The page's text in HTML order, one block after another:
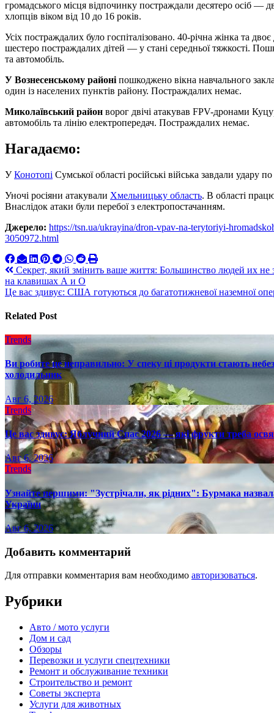
громадського місця відпочинку постраждали десятеро осіб —
хлопців віком від 10 до 16 років.
Усіх постраждалих було госпіталізовано. 40-річна жінка та
шестеро постраждалих дітей — у стані середньої тяжкості.
та автомобіль.
У Вознесенському районі пошкоджено вікна навчального
один із населених пунктів району. Постраждалих немає.
Миколаївський район ворог двічі атакував FPV-дронами
автомобіль та лінію електропередач. Постраждалих немає.
Нагадаємо:
УКонотопі Сумської області російські війська завдали удару
Уночі росіяни атакували Хмельницьку область. В області
Внаслідок атаки були перебої з електропостачанням.
Джерело: https://tsn.ua/ukrayina/dron-vpav-na-terytoriyi-
3050972.html
Навигация
по
Секрет, який змінить ваше життя: Большинство людей их
на клавишах А и О
Це вас здивує: США готуються до багатотижневої наземної
Related Post
Trends
Ви робите це неправильно: У спеку ці продукти стають
холодильник
Авг 6, 2026
Trends
Це вас здивує: Яблучний Спас 2026 — які фрукти треба
Авг 6, 2026
Trends
Узнайте першими: "Зустрічали, як рідних": Бурмака
України
Авг 6, 2026
Добавить комментарий
Для отправки комментария вам необходимо авторизоваться.
Рубрики
Авто / мото услуги
Дом и сад
Обзоры
Перевозки и услуги спецтехники
Ремонт и обслуживание техники
Строительство и ремонт
Советы эксперта
Услуги для животных